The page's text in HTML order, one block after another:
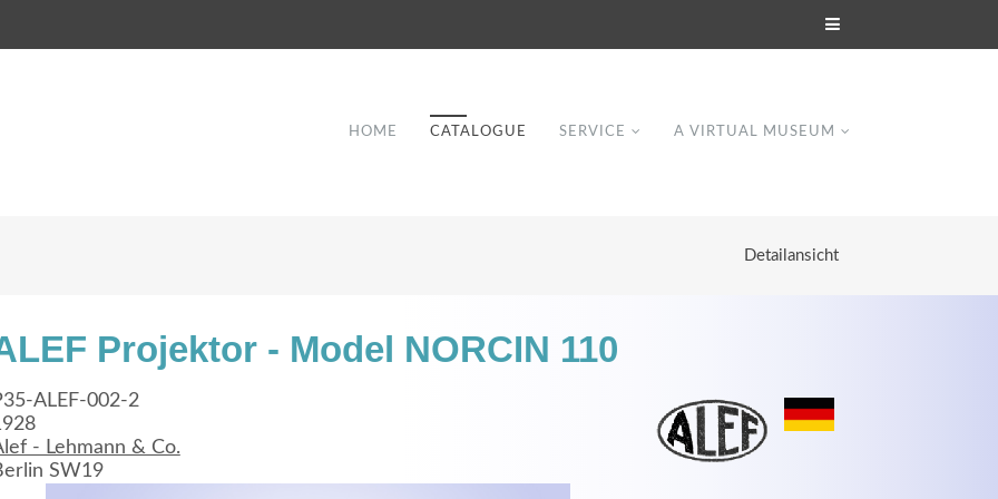
HOME CATALOGUE SERVICE A VIRTUAL MUSEUM
Detailansicht
Projektor - Model NORCIN 110
ALEF-002-2
- Lehmann & Co.
SW19
adipiscing elit. Aenean commodo ligula eget
dolor.
Lorem ipsum dolor sit amet, consectetuer
adipiscing elit. Aenean commodo ligula eget